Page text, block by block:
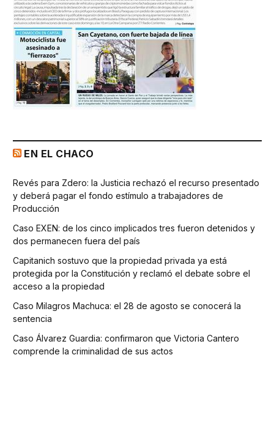
EN EL CHACO
Revés para Zdero: la Justicia rechazó el recurso presentado
y deberá pagar el fondo estímulo a trabajadores de
Producción
Caso EXEN: de los cinco implicados tres fueron detenidos y
dos permanecen fuera del país
Capitanich sostuvo que la propiedad privada ya está
protegida por la Constitución y reclamó el debate sobre el
acceso a la propiedad
Caso Milagros Machuca: el 28 de agosto se conocerá la
sentencia
Caso Álvarez Guardia: confirmaron que Victoria Cantero
comprende la criminalidad de sus actos